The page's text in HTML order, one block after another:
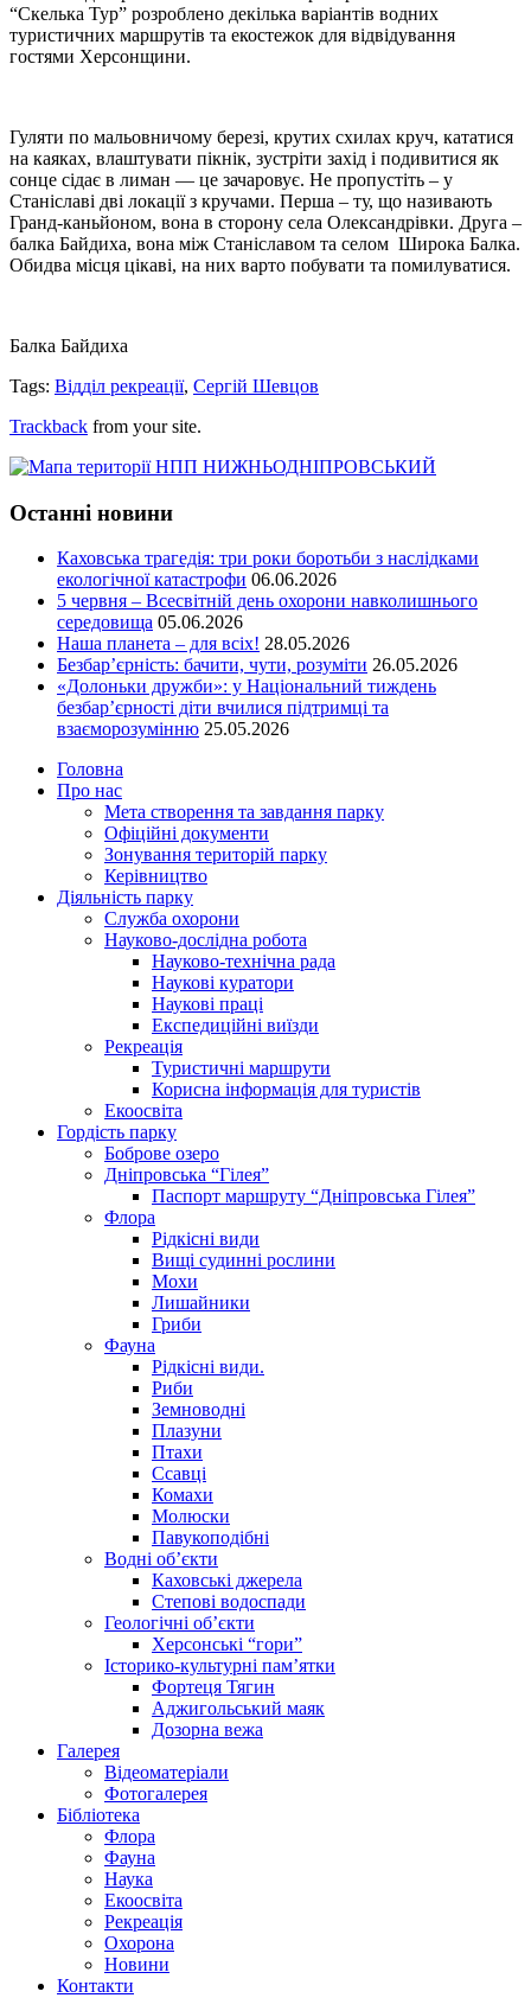
“Скелька Тур” розроблено декілька варіантів водних
туристичних маршрутів та екостежок для відвідування
гостями Херсонщини.
Гуляти по мальовничому березі, крутих схилах круч, кататися
на каяках, влаштувати пікнік, зустріти захід і подивитися як
сонце сідає в лиман — це зачаровує. Не пропустіть – у
Станіславі дві локації з кручами. Перша – ту, що називають
Гранд-каньйоном, вона в сторону села Олександрівки. Друга –
балка Байдиха, вона між Станіславом та селом Широка Балка.
Обидва місця цікаві, на них варто побувати та помилуватися.
Балка Байдиха
Tags: Відділ рекреації, Сергій Шевцов
Trackback from your site.
Останні новини
Каховська трагедія: три роки боротьби з наслідками
екологічної катастрофи 06.06.2026
5 червня – Всесвітній день охорони навколишнього
середовища 05.06.2026
Наша планета – для всіх! 28.05.2026
Безбар’єрність: бачити, чути, розуміти 26.05.2026
«Долоньки дружби»: у Національний тиждень
безбар’єрності діти вчилися підтримці та
взаєморозумінню 25.05.2026
Головна
Про нас
Мета створення та завдання парку
Офіційні документи
Зонування територій парку
Керівництво
Діяльність парку
Служба охорони
Науково-дослідна робота
Науково-технічна рада
Наукові куратори
Наукові праці
Експедиційні виїзди
Рекреація
Туристичні маршрути
Корисна інформація для туристів
Екоосвіта
Гордість парку
Боброве озеро
Дніпровська “Гілея”
Паспорт маршруту “Дніпровська Гілея”
Флора
Рідкісні види
Вищі судинні рослини
Мохи
Лишайники
Гриби
Фауна
Рідкісні види.
Риби
Земноводні
Плазуни
Птахи
Ссавці
Комахи
Молюски
Павукоподібні
Водні об’єкти
Каховські джерела
Степові водоспади
Геологічні об’єкти
Херсонські “гори”
Історико-культурні пам’ятки
Фортеця Тягин
Аджигольський маяк
Дозорна вежа
Галерея
Відеоматеріали
Фотогалерея
Бібліотека
Флора
Фауна
Наука
Екоосвіта
Рекреація
Охорона
Новини
Контакти